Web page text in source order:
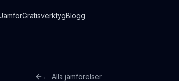
JämförGratisverktygBlogg
← Alla jämförelser